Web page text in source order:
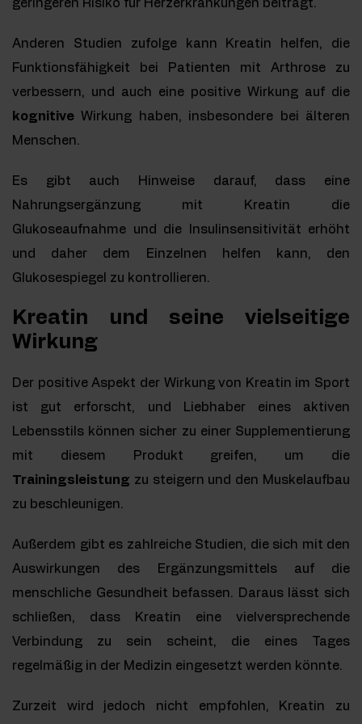
geringeren Risiko für Herzerkrankungen beiträgt.
Anderen Studien zufolge kann Kreatin helfen, die
Funktionsfähigkeit bei Patienten mit Arthrose zu
verbessern, und auch eine positive Wirkung auf die
kognitive Wirkung haben, insbesondere bei älteren
Menschen.
Es gibt auch Hinweise darauf, dass eine
Nahrungsergänzung mit Kreatin die
Glukoseaufnahme und die Insulinsensitivität erhöht
und daher dem Einzelnen helfen kann, den
Glukosespiegel zu kontrollieren.
Kreatin und seine vielseitige
Wirkung
Der positive Aspekt der Wirkung von Kreatin im Sport
ist gut erforscht, und Liebhaber eines aktiven
Lebensstils können sicher zu einer Supplementierung
mit diesem Produkt greifen, um die
Trainingsleistung zu steigern und den Muskelaufbau
zu beschleunigen.
Außerdem gibt es zahlreiche Studien, die sich mit den
Auswirkungen des Ergänzungsmittels auf die
menschliche Gesundheit befassen. Daraus lässt sich
schließen, dass Kreatin eine vielversprechende
Verbindung zu sein scheint, die eines Tages
regelmäßig in der Medizin eingesetzt werden könnte.
Zurzeit wird jedoch nicht empfohlen, Kreatin zu